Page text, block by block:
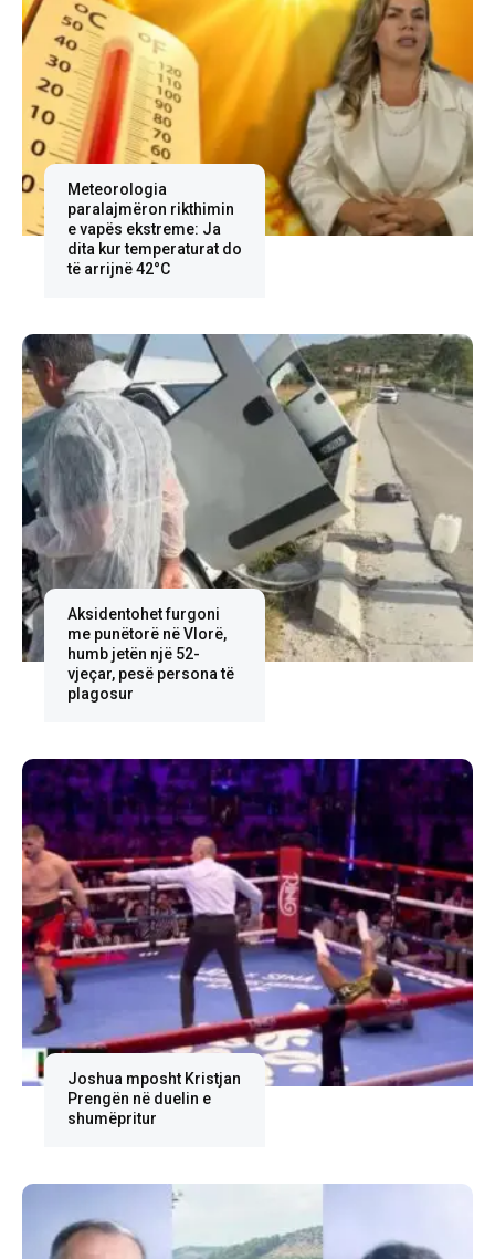
Meteorologia
paralajmëron rikthimin
e vapës ekstreme: Ja
dita kur temperaturat do
të arrijnë 42°C
Aksidentohet furgoni
me punëtorë në Vlorë,
humb jetën një 52-
vjeçar, pesë persona të
plagosur
Joshua mposht Kristjan
Prengën në duelin e
shumëpritur